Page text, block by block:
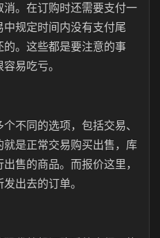
。在订购时还需要支付一
规定时间内没有支付尾
。这些都是要注意的事
易吃亏。
不同的选项，包括交易、
是正常交易购买出售，库
售的商品。而报价这里，
出去的订单。